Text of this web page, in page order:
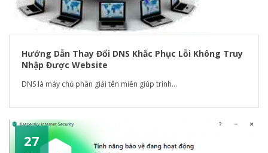
Hướng Dẫn Thay Đổi DNS Khắc Phục Lỗi Không Truy
Nhập Được Website
DNS là máy chủ phân giải tên miền giúp trình...
27